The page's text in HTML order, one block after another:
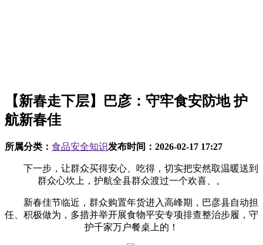
【新春走下层】巴彦：守牢食安防地 护
航新春佳
所属分类： 食品安全知识发布时间： 2026-02-17 17:27
下一步，让群众买得安心、吃得，切实把安然取温暖送到
群众心坎上，护航全县群众渡过一个欢喜、。
新春佳节临近，群众购置年货进入高峰期，巴彦县自动担
任、积极做为，多措并举开展食物平安专项排查整治步履，守
护千家万户餐桌上的！